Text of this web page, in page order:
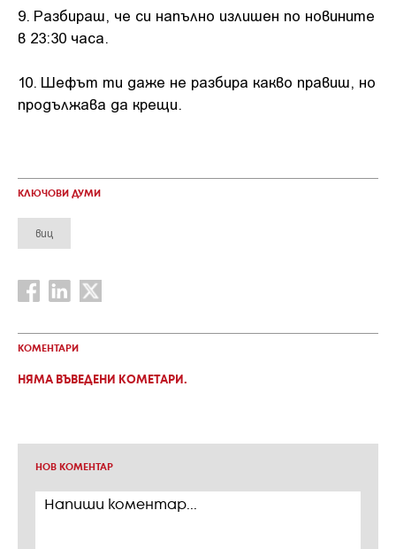
9. Разбираш, че си напълно излишен по новините
в 23:30 часа.
10. Шефът ти даже не разбира какво правиш, но
продължава да крещи.
КЛЮЧОВИ ДУМИ
виц
КОМЕНТАРИ
НЯМА ВЪВЕДЕНИ КОМЕТАРИ.
НОВ КОМЕНТАР